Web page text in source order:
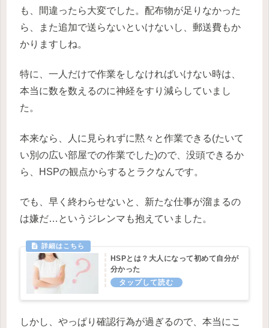
も、間違ったら大変でした。配布物が足りなかった
ら、また追加で送らないといけないし、郵送費もか
かりますしね。
特に、一人だけで作業をしなければいけない時は、
本当に数を数えるのに神経をすり減らしていまし
た。
本来なら、人に見られずに黙々と作業できる(たいて
い別の広い部屋での作業でした)ので、 没頭できるか
ら、HSPの観点からするとラクなんです。
でも、早く終わらせないと、新たな仕事が溜まるの
は嫌だ…というジレンマも抱えていました。
HSPとは？大人になって初めて自分が
分かった
しかし、やっぱり確認行為が過ぎるので、本当にこ